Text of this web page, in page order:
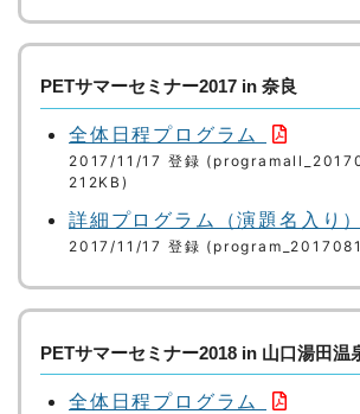
PETサマーセミナー2017 in 奈良
全体日程プログラム
2017/11/17 登録
212KB)
詳細プログラム（演題名入り）
2017/11/17 登録
PETサマーセミナー2018 in 山口湯田温
全体日程プログラム